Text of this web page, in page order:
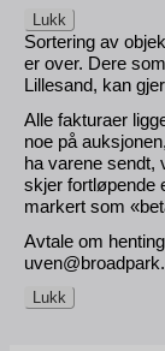
Lukk
Sortering av
er over. Dere
Lillesand, kan
Alle fakturaer
noe på
ha varene sendt,
skjer fortløpende
markert som
Avtale om
Lukk